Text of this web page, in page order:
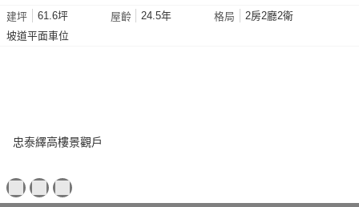
建坪 61.6坪 屋齡 24.5年 格局
2房2廳2衛
坡道平面車位